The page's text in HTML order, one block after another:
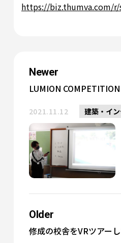
https://biz.thumva.com/r/
Newer
LUMION
2021.11.12 建築・イ
Older
修成の校舎をVRツアー